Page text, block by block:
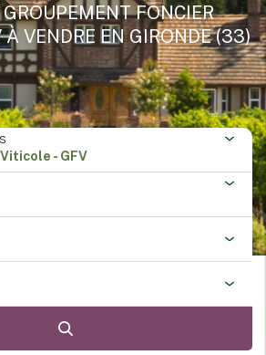
FONCIER
À VENDRE EN GIRONDE (33)
- GFV